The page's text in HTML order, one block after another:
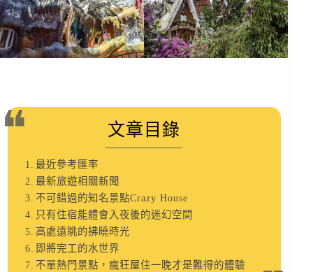
文章目錄
最近參考匯率
最新旅遊相關新聞
不可錯過的知名景點Crazy House
只有住宿能體會入夜後的迷幻空間
高處遠眺的拂曉時光
即將完工的水世界
不單熱門景點，瘋狂屋住一晚才是難得的體驗